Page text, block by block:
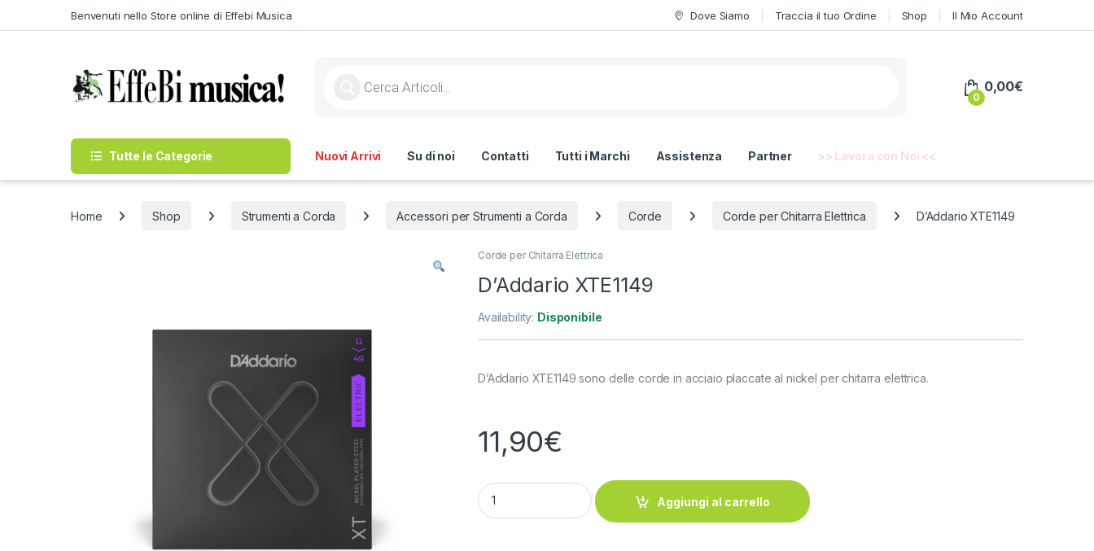
Benvenuti nello Store online di Effebi Musica Dove Siamo Traccia il tuo Ordine Shop Il Mio Account
0
0,00€
Tutte le Categorie Nuovi Arrivi Su di noi Contatti Tutti i Marchi Assistenza Partner >> Lavora con Noi <<
Home Shop Strumenti a Corda Accessori per Strumenti a Corda Corde Corde per Chitarra Elettrica D’Addario XTE1149
Corde per Chitarra Elettrica
D’Addario XTE1149
Availability: Disponibile
D’Addario XTE1149 sono delle corde in acciaio placcate al nickel per chitarra elettrica.
11,90€
D'Addario XTE1149 quantity
Aggiungi al carrello